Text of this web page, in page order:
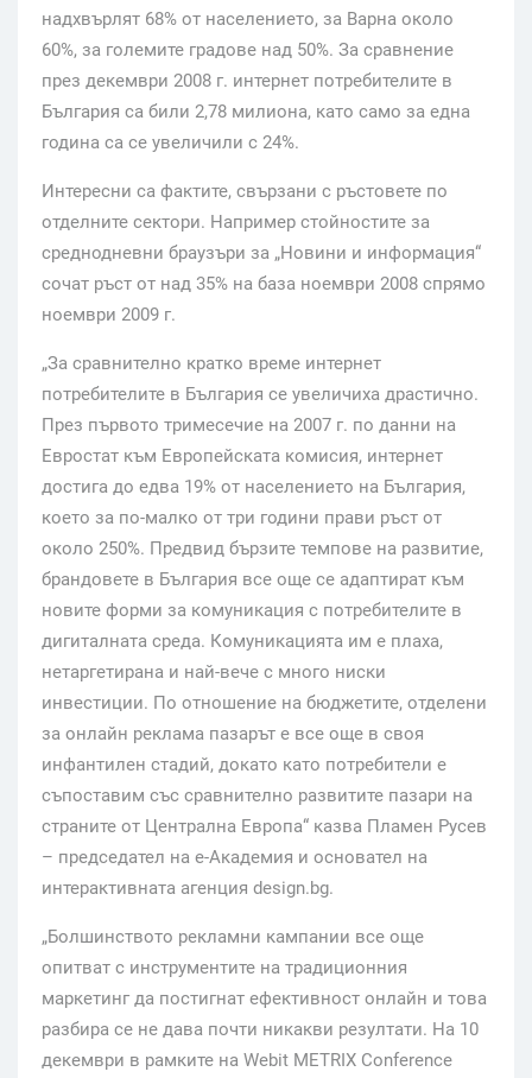
надхвърлят 68% от населението, за Варна около
60%, за големите градове над 50%. За сравнение
през декември 2008 г. интернет потребителите в
България са били 2,78 милиона, като само за една
година са се увеличили с 24%.
Интересни са фактите, свързани с ръстовете по
отделните сектори. Например стойностите за
среднодневни браузъри за „Новини и информация“
сочат ръст от над 35% на база ноември 2008 спрямо
ноември 2009 г.
„За сравнително кратко време интернет
потребителите в България се увеличиха драстично.
През първото тримесечие на 2007 г. по данни на
Евростат към Европейската комисия, интернет
достига до едва 19% от населението на България,
което за по-малко от три години прави ръст от
около 250%. Предвид бързите темпове на развитие,
брандовете в България все още се адаптират към
новите форми за комуникация с потребителите в
дигиталната среда. Комуникацията им е плаха,
нетаргетирана и най-вече с много ниски
инвестиции. По отношение на бюджетите, отделени
за онлайн реклама пазарът е все още в своя
инфантилен стадий, докато като потребители е
съпоставим със сравнително развитите пазари на
страните от Централна Европа“ казва Пламен Русев
– председател на е-Академия и основател на
интерактивната агенция design.bg.
„Болшинството рекламни кампании все още
опитват с инструментите на традиционния
маркетинг да постигнат ефективност онлайн и това
разбира се не дава почти никакви резултати. На 10
декември в рамките на Webit METRIX Conference